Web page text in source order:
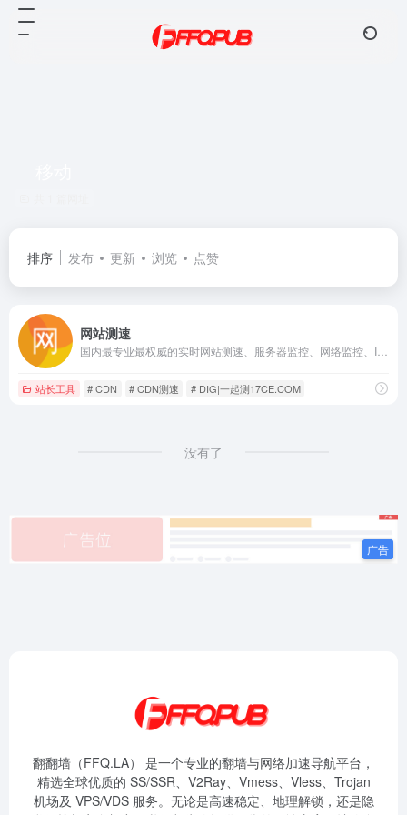
排序 发布 更新 浏览 点赞
网站测速
站长工具 # CDN # CDN测速 # DIG|一起测17CE.COM
没有了
翻翻墙（FFQ.LA） 是一个专业的翻墙与网络加速导航平台，
精选全球优质的 SS/SSR、V2Ray、Vmess、Vless、Trojan
机场及 VPS/VDS 服务。无论是高速稳定、地理解锁，还是隐